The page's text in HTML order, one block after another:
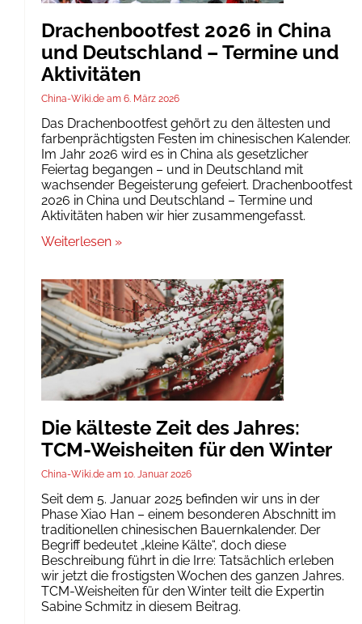
Drachenbootfest 2026 in China
und Deutschland – Termine und
Aktivitäten
China-Wiki.de 6. März 2026
Das Drachenbootfest gehört zu den ältesten und
farbenprächtigsten Festen im chinesischen Kalender.
Im Jahr 2026 wird es in China als gesetzlicher
Feiertag begangen – und in Deutschland mit
wachsender Begeisterung gefeiert. Drachenbootfest
2026 in China und Deutschland – Termine und
Aktivitäten haben wir hier zusammengefasst.
Weiterlesen »
Die kälteste Zeit des Jahres:
TCM-Weisheiten für den Winter
China-Wiki.de 10. Januar 2026
Seit dem 5. Januar 2025 befinden wir uns in der
Phase Xiao Han – einem besonderen Abschnitt im
traditionellen chinesischen Bauernkalender. Der
Begriff bedeutet „kleine Kälte“, doch diese
Beschreibung führt in die Irre: Tatsächlich erleben
wir jetzt die frostigsten Wochen des ganzen Jahres.
TCM-Weisheiten für den Winter teilt die Expertin
Sabine Schmitz in diesem Beitrag.